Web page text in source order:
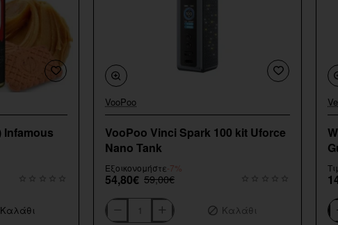
Infamous
Καλάθι
Εξαντληθηκε
VooPoo
VooPoo Vinci Spark 100 kit Uforce
Nano Tank
Εξοικονομήστε-7%
54,80€ 59,00€
VooPoo
Καλάθι